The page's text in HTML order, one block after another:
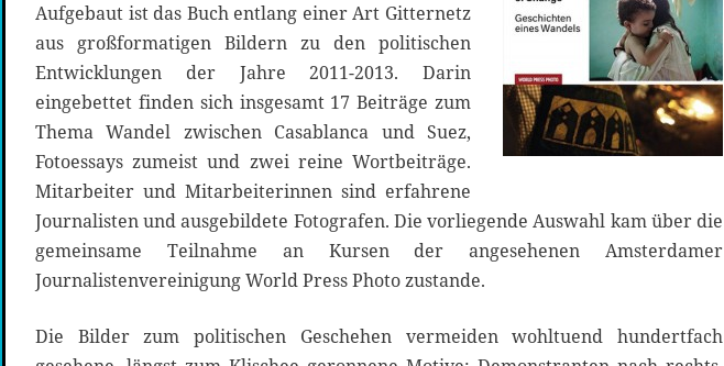
Aufgebaut ist das Buch entlang einer Art Gitternetz
aus großformatigen Bildern zu den politischen
Entwicklungen der Jahre 2011-2013. Darin
eingebettet finden sich insgesamt 17 Beiträge zum
Thema Wandel zwischen Casablanca und Suez,
Fotoessays zumeist und zwei reine Wortbeiträge.
Mitarbeiter und Mitarbeiterinnen sind erfahrene
Journalisten und ausgebildete Fotografen. Die vorliegende Auswahl kam über die
gemeinsame Teilnahme an Kursen der angesehenen Amsterdamer
Journalistenvereinigung World Press Photo zustande.
Die Bilder zum politischen Geschehen vermeiden wohltuend hundertfach